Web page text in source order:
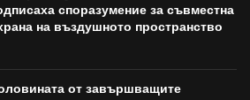
споразумение за съвместна
на въздушното пространство
от завършващите